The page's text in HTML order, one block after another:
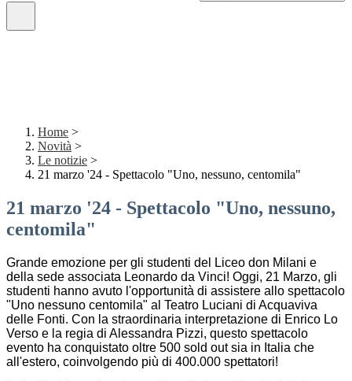
Home >
Novità >
Le notizie >
21 marzo '24 - Spettacolo "Uno, nessuno, centomila"
21 marzo '24 - Spettacolo "Uno, nessuno,
centomila"
Grande emozione per gli studenti del Liceo don Milani e
della sede associata Leonardo da Vinci! Oggi, 21 Marzo, gli
studenti hanno avuto l'opportunità di assistere allo spettacolo
"Uno nessuno centomila" al Teatro Luciani di Acquaviva
delle Fonti. Con la straordinaria interpretazione di Enrico Lo
Verso e la regia di Alessandra Pizzi, questo spettacolo
evento ha conquistato oltre 500 sold out sia in Italia che
all'estero, coinvolgendo più di 400.000 spettatori!